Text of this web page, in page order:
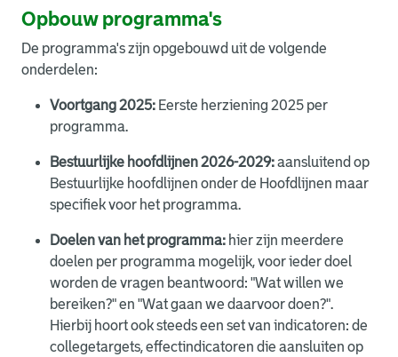
Opbouw programma's
De programma's zijn opgebouwd uit de volgende
onderdelen:
Voortgang 2025: Eerste herziening 2025 per
programma.
Bestuurlijke hoofdlijnen 2026-2029:aansluitend op
Bestuurlijke hoofdlijnen onder de Hoofdlijnen maar
specifiek voor het programma.
Doelen van het programma: hier zijn meerdere
doelen per programma mogelijk, voor ieder doel
worden de vragen beantwoord: "Wat willen we
bereiken?" en "Wat gaan we daarvoor doen?".
Hierbij hoort ook steeds een set van indicatoren: de
collegetargets, effectindicatoren die aansluiten op